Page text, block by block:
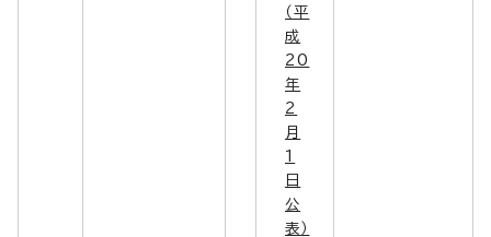
（平
成
20
年
2
月
1
日
公
表）